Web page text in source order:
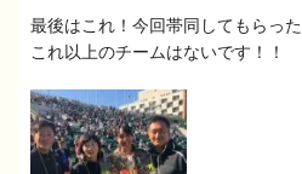
最後はこれ！今回帯同してもらった
これ以上のチームはないです！！